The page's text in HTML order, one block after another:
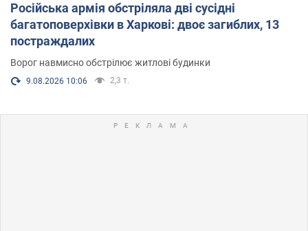
Російська армія обстріляла дві сусідні
багатоповерхівки в Харкові: двоє загиблих, 13
постраждалих
Ворог навмисно обстрілює житлові будинки
9.08.2026 10:06 2,3 т.